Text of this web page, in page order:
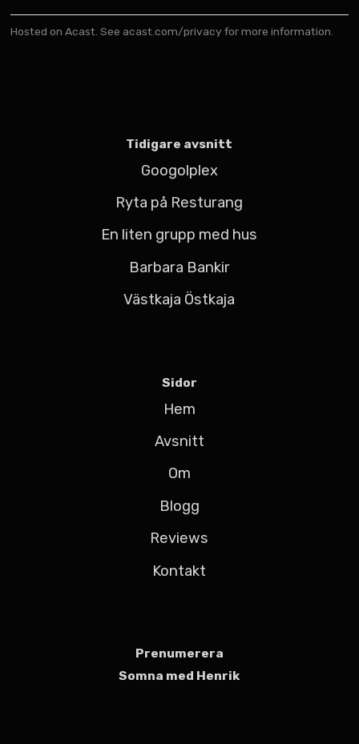
Hosted on Acast. See acast.com/privacy for more information.
Tidigare avsnitt
Googolplex
Ryta på Resturang
En liten grupp med hus
Barbara Bankir
Västkaja Östkaja
Sidor
Hem
Avsnitt
Om
Blogg
Reviews
Kontakt
Prenumerera
Somna med Henrik